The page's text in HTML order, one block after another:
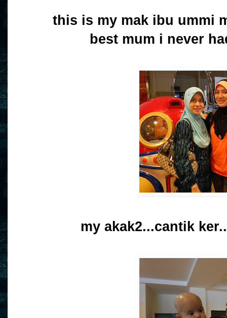
this is my mak ibu ummi
best mum i never
my akak2...cantik